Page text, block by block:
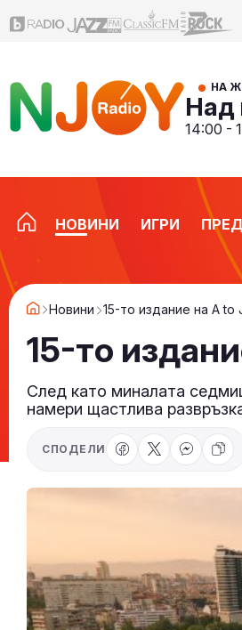
НА
Над
14:00 -
НОВИНИ ИГРИ
Новини 15-то издание на A
15-то
След като миналата
намери щастлива
СПОДЕЛИ